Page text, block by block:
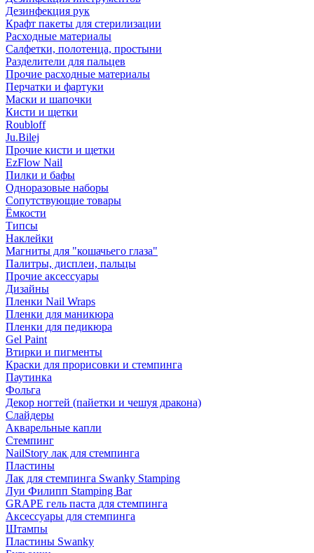
Дезинфекция рук
Крафт пакеты для стерилизации
Расходные материалы
Салфетки, полотенца, простыни
Разделители для пальцев
Прочие расходные материалы
Перчатки и фартуки
Маски и шапочки
Кисти и щетки
Roubloff
Ju.Bilej
Прочие кисти и щетки
EzFlow Nail
Пилки и бафы
Одноразовые наборы
Сопутствующие товары
Ёмкости
Типсы
Наклейки
Магниты для "кошачьего глаза"
Палитры, дисплеи, пальцы
Прочие аксессуары
Дизайны
Пленки Nail Wraps
Пленки для маникюра
Пленки для педикюра
Gel Paint
Втирки и пигменты
Краски для прорисовки и стемпинга
Паутинка
Фольга
Декор ногтей (пайетки и чешуя дракона)
Слайдеры
Акварельные капли
Стемпинг
NailStory лак для стемпинга
Пластины
Лак для стемпинга Swanky Stamping
Луи Филипп Stamping Bar
GRAPE гель паста для стемпинга
Аксессуары для стемпинга
Штампы
Пластины Swanky